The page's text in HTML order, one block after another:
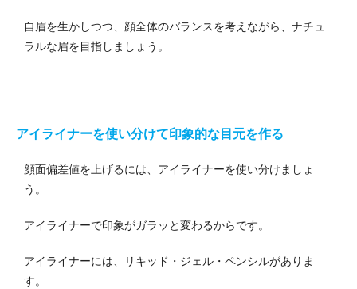
自眉を生かしつつ、顔全体のバランスを考えながら、ナチュ
ラルな眉を目指しましょう。
アイライナーを使い分けて印象的な目元を作る
顔面偏差値を上げるには、アイライナーを使い分けましょ
う。
アイライナーで印象がガラッと変わるからです。
アイライナーには、リキッド・ジェル・ペンシルがありま
す。